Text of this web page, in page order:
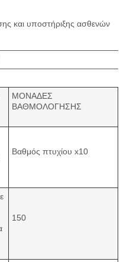
και υποστήριξης ασθενών
ΜΟΝΑΔΕΣ
ΒΑΘΜΟΛΟΓΗΣΗΣ
Βαθμός πτυχίου x10
150